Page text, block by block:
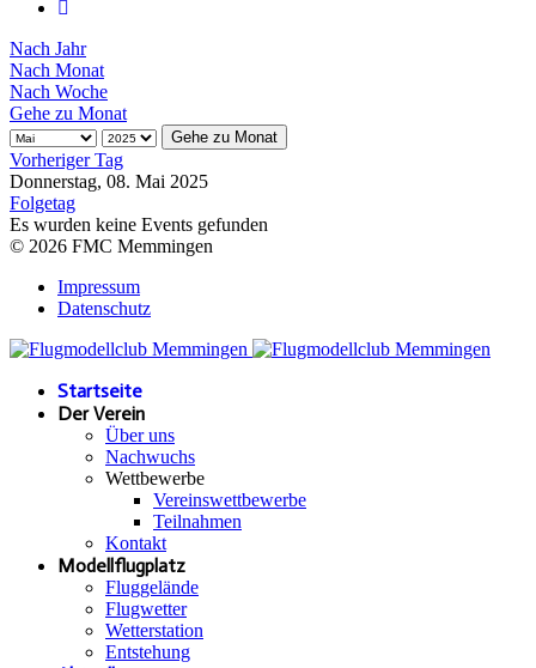
Nach Jahr
Nach Monat
Nach Woche
Gehe zu Monat
Gehe zu Monat
Vorheriger Tag
Donnerstag, 08. Mai 2025
Folgetag
Es wurden keine Events gefunden
© 2026 FMC Memmingen
Impressum
Datenschutz
Startseite
Der Verein
Über uns
Nachwuchs
Wettbewerbe
Vereinswettbewerbe
Teilnahmen
Kontakt
Modellflugplatz
Fluggelände
Flugwetter
Wetterstation
Entstehung